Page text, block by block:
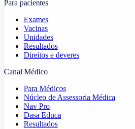
Para pacientes
Exames
Vacinas
Unidades
Resultados
Direitos e deveres
Canal Médico
Para Médicos
Núcleo de Assessoria Médica
Nav Pro
Dasa Educa
Resultados